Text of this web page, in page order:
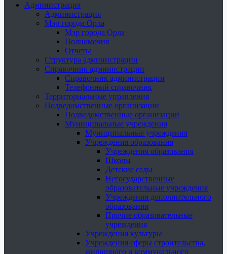
Администрация
Администрация
Мэр города Орла
Мэр города Орла
Полномочия
Отчеты
Структура администрации
Справочник администрации
Справочник администрации
Телефонный справочник
Территориальные управления
Подведомственные организации
Подведомственные организации
Муниципальные учреждения
Муниципальные учреждения
Учреждения образования
Учреждения образования
Школы
Детские сады
Негосударственные
образовательные учреждения
Учреждения дополнительного
образования
Прочие образовательные
учреждения
Учреждения культуры
Учреждения сферы строительства,
жилищного и коммунального